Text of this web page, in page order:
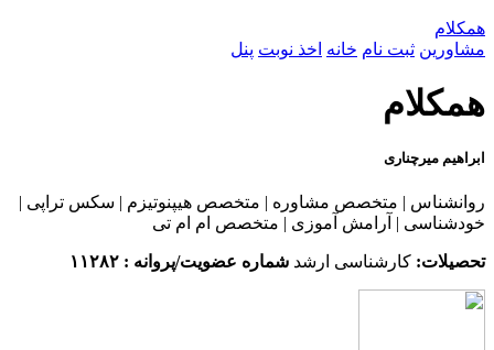
همکلام
مشاورین ثبت نام خانه اخذ نوبت پنل
همکلام
ابراهیم میرچناری
روانشناس | متخصص مشاوره | متخصص هیپنوتیزم | سکس تراپی |
خودشناسی | آرامش آموزی | متخصص ام ام تی
تحصیلات: کارشناسی ارشد شماره عضویت/پروانه : ۱۱۲۸۲